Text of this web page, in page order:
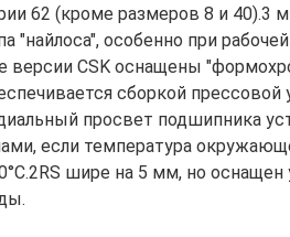
62 (кроме размеров 8 и 40).3
"найлоса", особенно при
версии CSK оснащены
сборкой
просвет подшипника
если температура
шире на 5 мм, но